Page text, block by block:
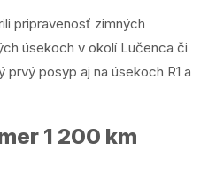
pripravenosť zimných
úsekoch v okolí Lučenca či
prvý posyp aj na úsekoch R1 a
1 200 km